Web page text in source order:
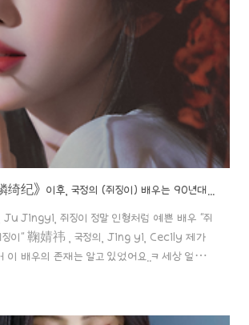
톱스타가 될 수 있을까?배우국정의 鞠婧祎, Ju
형처럼 예쁜 배우 "쥐징이(국정의)"배우 "쥐징
Jing yi, Cec..
Jingyi, 쥐징이 정말 인형처럼 예쁜 배우 "쥐
징이" 鞠婧祎 , 국정의, Jing yi, Cecily 제가
배우의 존재는 알고 있었어요..ㅋ 세상 얼굴이
생 여성 톱스타가 될 수 있을까? 톱스타 여배